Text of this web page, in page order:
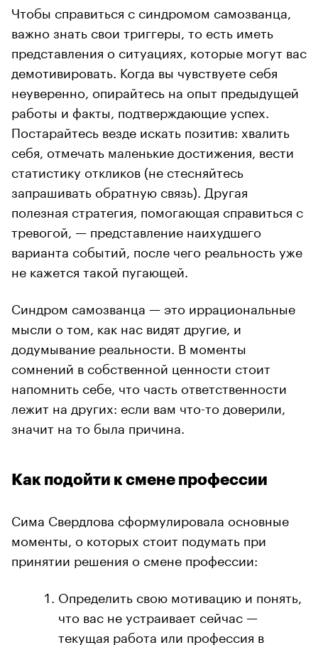
Чтобы справиться с синдромом самозванца,
важно знать свои триггеры, то есть иметь
представления о ситуациях, которые могут вас
демотивировать. Когда вы чувствуете себя
неуверенно, опирайтесь на опыт предыдущей
работы и факты, подтверждающие успех.
Постарайтесь везде искать позитив: хвалить
себя, отмечать маленькие достижения, вести
статистику откликов (не стесняйтесь
запрашивать обратную связь). Другая
полезная стратегия, помогающая справиться с
тревогой, — представление наихудшего
варианта событий, после чего реальность уже
не кажется такой пугающей.
Синдром самозванца — это иррациональные
мысли о том, как нас видят другие, и
додумывание реальности. В моменты
сомнений в собственной ценности стоит
напомнить себе, что часть ответственности
лежит на других: если вам что-то доверили,
значит на то была причина.
Как подойти к смене профессии
Сима Свердлова сформулировала основные
моменты, о которых стоит подумать при
принятии решения о смене профессии:
Определить свою мотивацию и понять,
что вас не устраивает сейчас —
текущая работа или профессия в